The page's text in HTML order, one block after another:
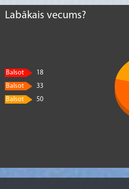
Labākais vecums?
Balsot
18
Balsot
33
Balsot
50